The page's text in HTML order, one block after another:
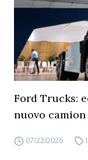
Ford Trucks:
nuovo
07/22/2026